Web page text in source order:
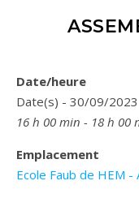
Date/heure
Date(s) - 30/09/2023
16 h 00 min - 18 h 00
Emplacement
Ecole Faub de HEM -